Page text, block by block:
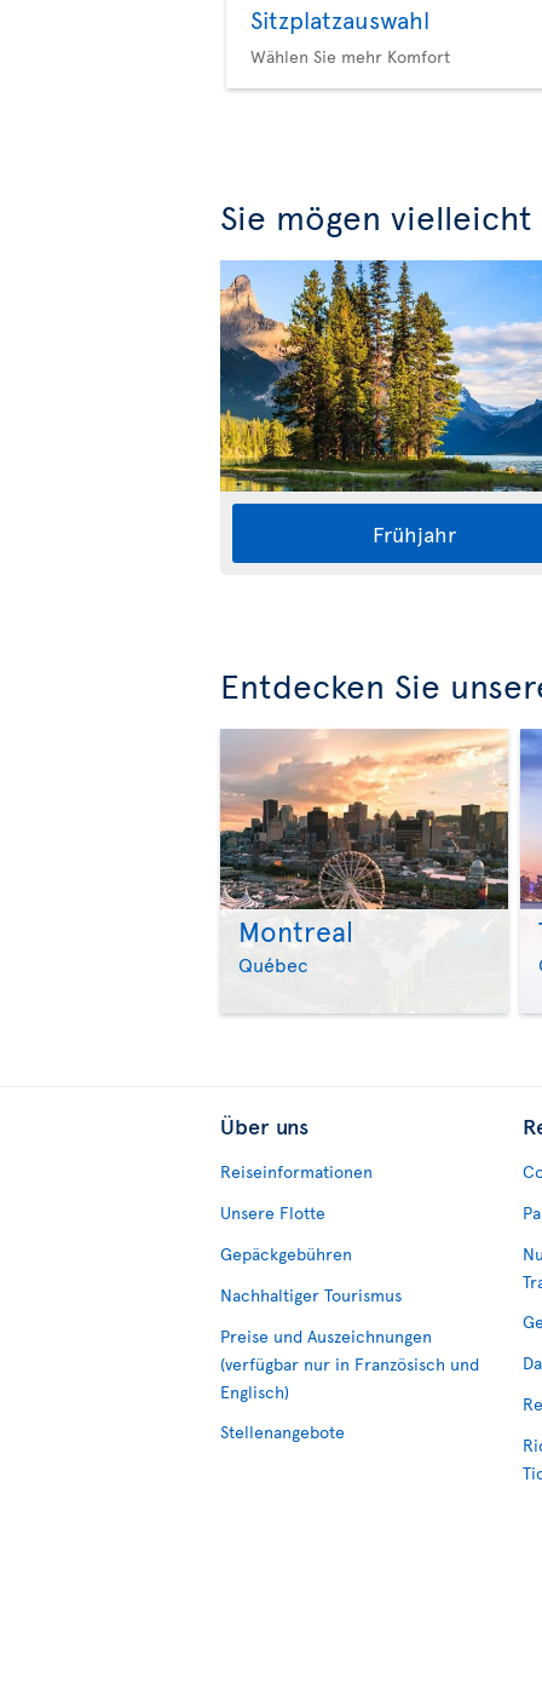
Sitzplatzauswahl
Wählen Sie mehr Komfort
Sie mögen
Frühjahr
Entdecken Sie
Montreal
Québec
Über uns
Reiseinformationen
Unsere Flotte
Gepäckgebühren
Nachhaltiger Tourismus
Preise und Auszeichnungen
(verfügbar nur in Französisch und
Englisch)
Stellenangebote